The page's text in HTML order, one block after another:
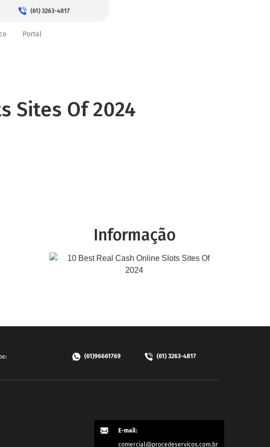
(61) 3263-4817
Portal
Sites Of 2024
Informação
(61)96661769 (61) 3263-4817
E-mail:
comercial@procedeservicos.com.br